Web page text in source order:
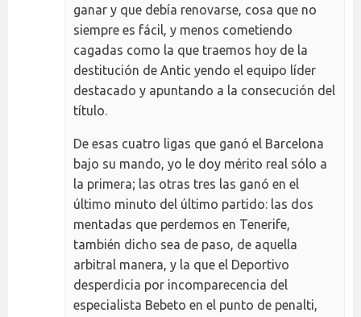
ganar y que debía renovarse, cosa que no
siempre es fácil, y menos cometiendo
cagadas como la que traemos hoy de la
destitución de Antic yendo el equipo líder
destacado y apuntando a la consecución del
título.
De esas cuatro ligas que ganó el Barcelona
bajo su mando, yo le doy mérito real sólo a
la primera; las otras tres las ganó en el
último minuto del último partido: las dos
mentadas que perdemos en Tenerife,
también dicho sea de paso, de aquella
arbitral manera, y la que el Deportivo
desperdicia por incomparecencia del
especialista Bebeto en el punto de penalti,